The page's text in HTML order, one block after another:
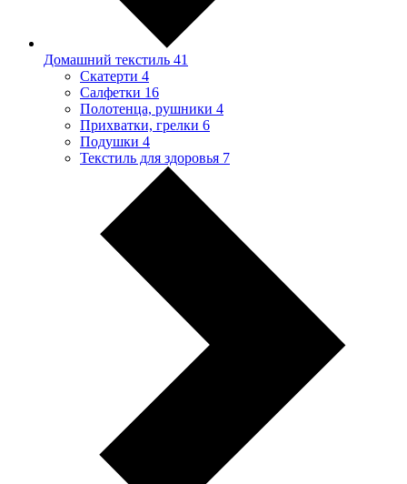
Домашний текстиль 41
Скатерти 4
Салфетки 16
Полотенца, рушники 4
Прихватки, грелки 6
Подушки 4
Текстиль для здоровья 7